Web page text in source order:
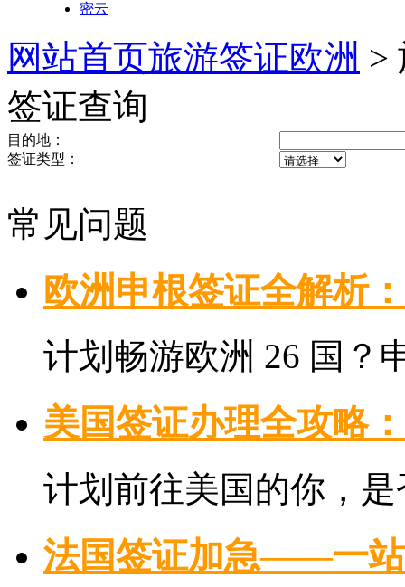
密云
网站首页旅游签证欧洲 >
签证查询
目的地：
签证类型：
常见问题
欧洲申根签证全解析
计划畅游欧洲 26 国？
美国签证办理全攻略
计划前往美国的你，
法国签证加急——一站